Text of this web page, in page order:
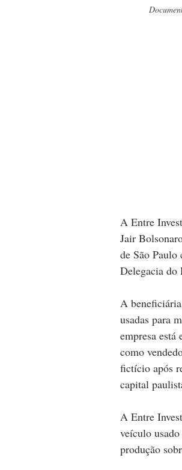
A Entre
Jair
de São
Delegacia do
A
usadas para
empresa
como
fictício após
capital
A Entre
veículo
produção